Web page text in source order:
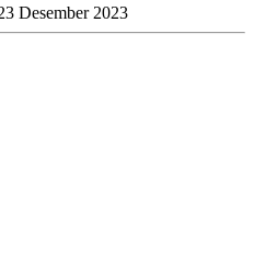
Desember 2023